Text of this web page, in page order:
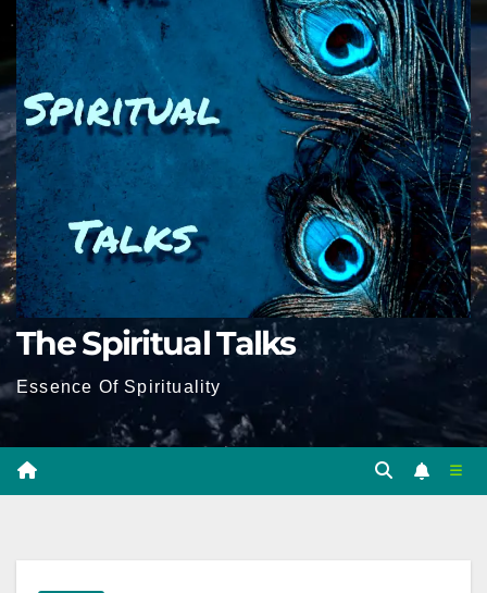
The Spiritual Talks
Essence Of Spirituality